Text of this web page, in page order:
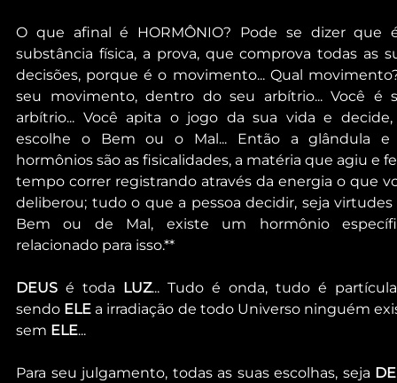
O que afinal é HORMÔNIO? Pode se dizer que
substância física, a prova, que comprova todas as
decisões, porque é o movimento... Qual
seu movimento, dentro do seu arbítrio... Você é
arbítrio... Você apita o jogo da sua vida e decide,
escolhe o Bem ou o Mal... Então a glândula e
hormônios são as fisicalidades, a matéria que agiu e
tempo correr registrando através da energia o que
deliberou; tudo o que a pessoa decidir, seja virtudes
Bem ou de Mal, existe um hormônio
relacionado para isso.**
DEUS é toda LUZ... Tudo é onda, tudo é
sendo ELE a irradiação de todo Universo ninguém
sem ELE...
Para seu julgamento, todas as suas escolhas, seja